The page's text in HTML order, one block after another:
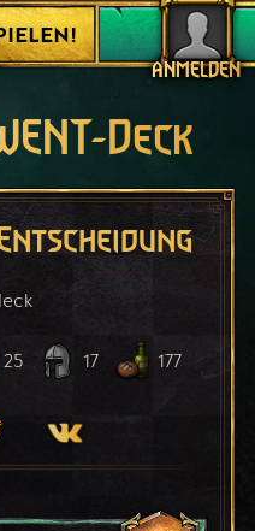
ANMELDEN
Deck
25 17 177